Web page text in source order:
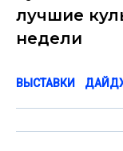
лучшие
недели
ВЫСТАВКИ